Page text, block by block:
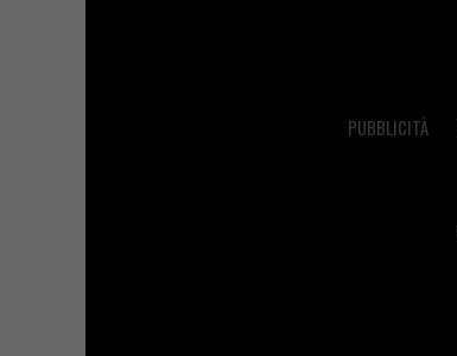
PUBBLICITÀ